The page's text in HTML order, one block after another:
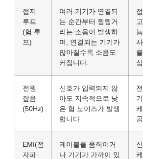
접지
루프
(험 루
프)
여러 기기가 연결되
는 순간부터 윙윙거
리는 소음이 발생하
며, 연결되는 기기가
많아질수록 소음도
커집니다.
전원
잡음
(50Hz)
신호가 입력되지 않
아도 지속적으로 낮
은 험 노이즈가 발생
합니다.
EMI(전
자파
케이블을 움직이거
나 기기가 가까이 있